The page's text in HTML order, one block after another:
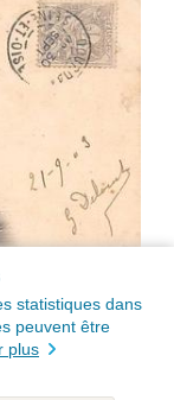
statistiques dans
peuvent être
plus